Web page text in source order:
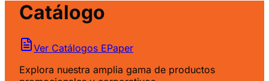
Catálogo
Ver Catálogos EPaper
Explora nuestra amplia gama de productos